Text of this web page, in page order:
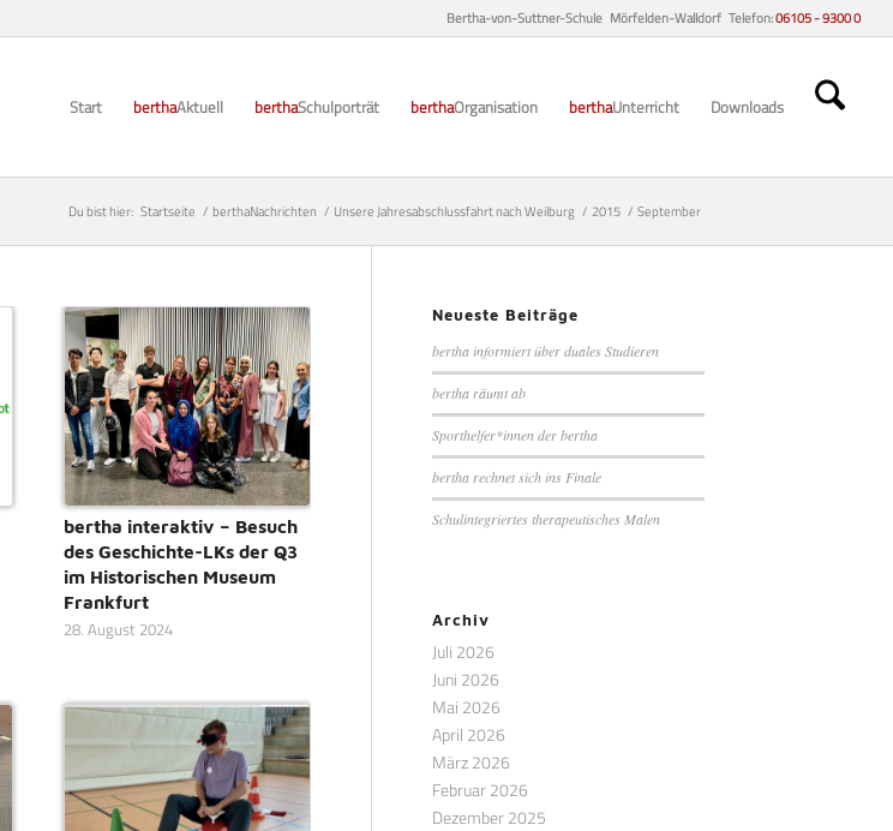
Bertha-von-Suttner-Schule Mörfelden-Walldorf Telefon:06105 - 9300 0
Start berthaAktuell berthaSchulporträt berthaOrganisation berthaUnterricht Downloads
Du bist hier: Startseite / berthaNachrichten / Unsere Jahresabschlussfahrt nach Weilburg / 2015 / September
bertha interaktiv – Besuch
des Geschichte-LKs der Q3
im Historischen Museum
Frankfurt
28. August 2024
Neueste Beiträge
bertha informiert über duales Studieren
bertha räumt ab
Sporthelfer*innen der bertha
bertha rechnet sich ins Finale
Schulintegriertes therapeutisches Malen
Archiv
Juli 2026
Juni 2026
Mai 2026
April 2026
März 2026
Februar 2026
Dezember 2025